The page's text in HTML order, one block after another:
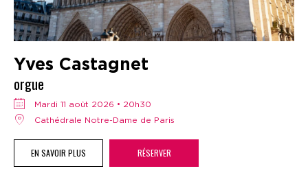
Yves Castagnet
orgue
mardi 11 août 2026 • 20h30
Cathédrale Notre-Dame de Paris
EN SAVOIR PLUS RÉSERVER